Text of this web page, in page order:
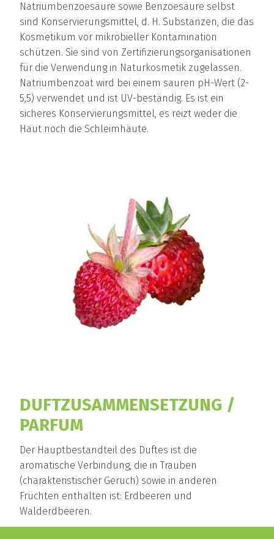
Natriumbenzoesäure sowie Benzoesäure selbst
sind Konservierungsmittel, d. H. Substanzen, die das
Kosmetikum vor mikrobieller Kontamination
schützen. Sie sind von Zertifizierungsorganisationen
für die Verwendung in Naturkosmetik zugelassen.
Natriumbenzoat wird bei einem sauren pH-Wert (2-
5,5) verwendet und ist UV-beständig. Es ist ein
sicheres Konservierungsmittel, es reizt weder die
Haut noch die Schleimhäute.
DUFTZUSAMMENSETZUNG /
PARFUM
Der Hauptbestandteil des Duftes ist die
aromatische Verbindung, die in Trauben
(charakteristischer Geruch) sowie in anderen
Früchten enthalten ist: Erdbeeren und
Walderdbeeren.